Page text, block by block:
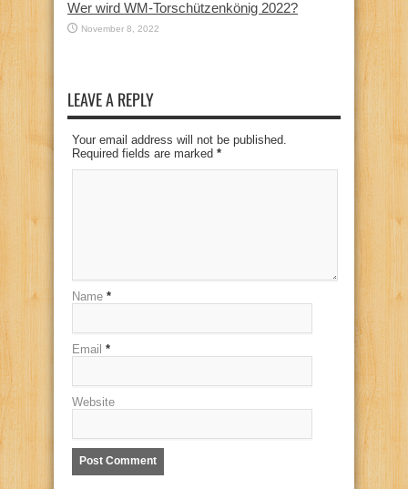
Wer wird WM-Torschützenkönig 2022?
November 8, 2022
LEAVE A REPLY
Your email address will not be published.
Required fields are marked *
Name *
Email *
Website